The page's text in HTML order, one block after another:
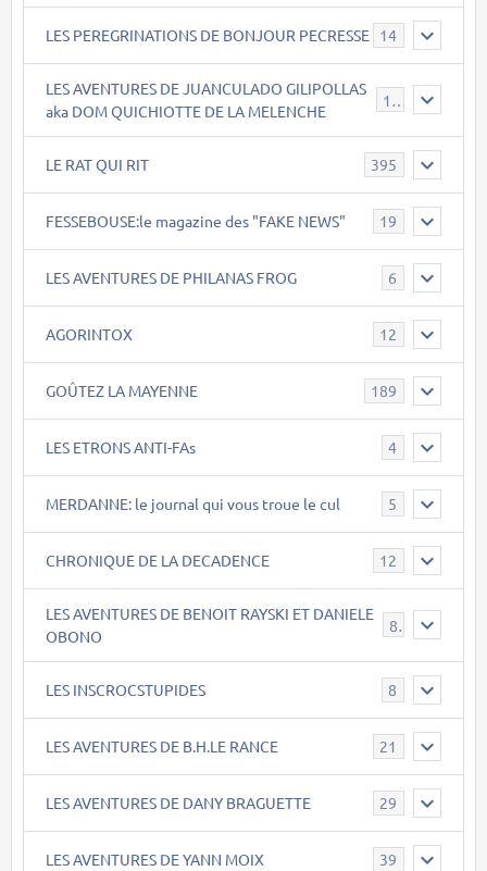
LES PEREGRINATIONS DE BONJOUR PECRESSE 14
LES AVENTURES DE JUANCULADO GILIPOLLAS
aka DOM QUICHIOTTE DE LA MELENCHE
119
LE RAT QUI RIT 395
FESSEBOUSE:le magazine des "FAKE NEWS" 19
LES AVENTURES DE PHILANAS FROG 6
AGORINTOX 12
GOÛTEZ LA MAYENNE 189
LES ETRONS ANTI-FAs 4
MERDANNE: le journal qui vous troue le cul 5
CHRONIQUE DE LA DECADENCE 12
LES AVENTURES DE BENOIT RAYSKI ET DANIELE
OBONO
8
LES INSCROCSTUPIDES 8
LES AVENTURES DE B.H.LE RANCE 21
LES AVENTURES DE DANY BRAGUETTE 29
LES AVENTURES DE YANN MOIX 39